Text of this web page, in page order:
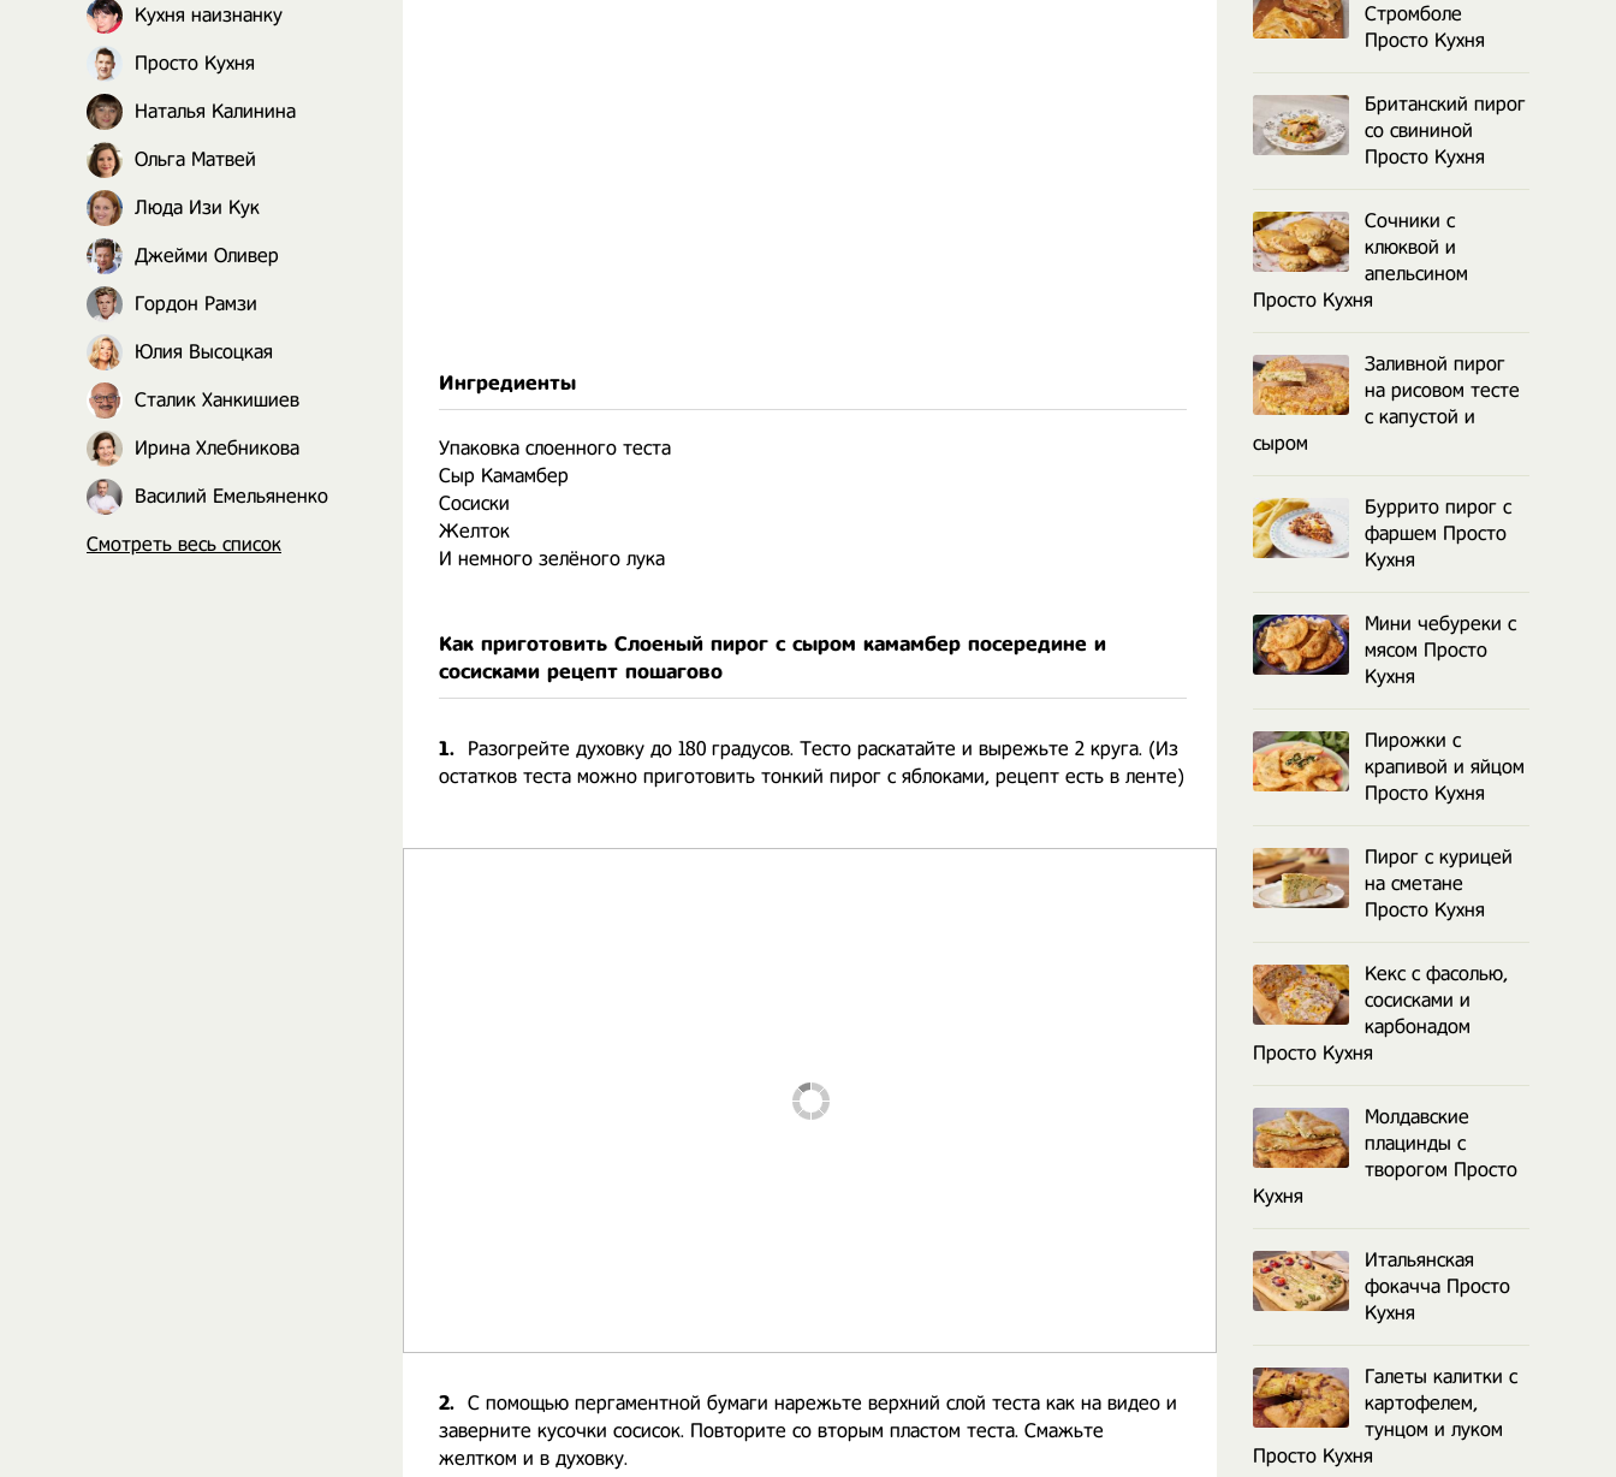
Ингредиенты
Упаковка слоенного теста
Сыр Камамбер
Сосиски
Желток
И немного зелёного лука
Как приготовить Слоеный пирог с сыром камамбер посередине и
сосисками рецепт пошагово
1.
Разогрейте духовку до 180 градусов. Тесто раскатайте и вырежьте 2 круга. (Из
остатков теста можно приготовить тонкий пирог с яблоками, рецепт есть в ленте)
2. С помощью пергаментной бумаги нарежьте верхний слой теста как на видео и
заверните кусочки сосисок. Повторите со вторым пластом теста. Смажьте
желтком и в духовку. ⠀
Кухня наизнанку
Просто Кухня
Наталья Калинина
Ольга Матвей
Люда Изи Кук
Джейми Оливер
Гордон Рамзи
Юлия Высоцкая
Сталик Ханкишиев
Ирина Хлебникова
Василий Емельяненко
Смотреть весь список
Стромболе
Просто Кухня
Британский пирог
со свининой
Просто Кухня
Сочники с
клюквой и
апельсином
Просто Кухня
Заливной пирог
на рисовом тесте
с капустой и
сыром
Буррито пирог с
фаршем Просто
Кухня
Мини чебуреки с
мясом Просто
Кухня
Пирожки с
крапивой и яйцом
Просто Кухня
Пирог с курицей
на сметане
Просто Кухня
Кекс с фасолью,
сосисками и
карбонадом
Просто Кухня
Молдавские
плацинды с
творогом Просто
Кухня
Итальянская
фокачча Просто
Кухня
Галеты калитки с
картофелем,
тунцом и луком
Просто Кухня